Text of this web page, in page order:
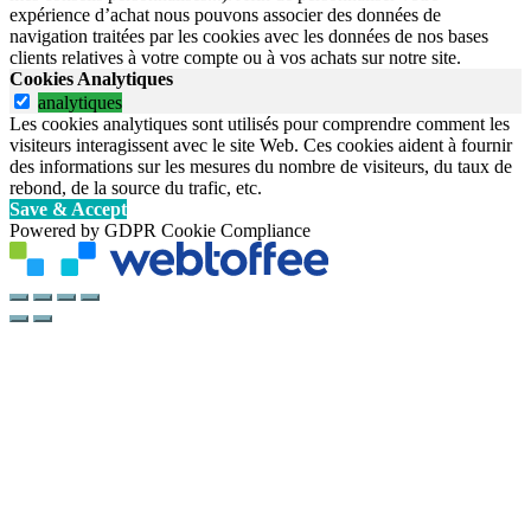
expérience d’achat nous pouvons associer des données de
navigation traitées par les cookies avec les données de nos bases
clients relatives à votre compte ou à vos achats sur notre site.
Cookies Analytiques
analytiques
Les cookies analytiques sont utilisés pour comprendre comment les
visiteurs interagissent avec le site Web. Ces cookies aident à fournir
des informations sur les mesures du nombre de visiteurs, du taux de
rebond, de la source du trafic, etc.
Save & Accept
Powered by GDPR Cookie Compliance